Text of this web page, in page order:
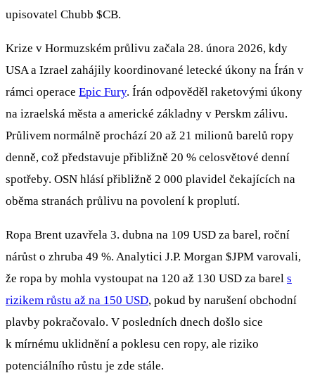
upisovatel Chubb $CB.
Krize v Hormuzském průlivu začala 28. února 2026, kdy
USA a Izrael zahájily koordinované letecké úkony na Írán v
rámci operace Epic Fury. Írán odpověděl raketovými úkony
na izraelská města a americké základny v Perskm zálivu.
Průlivem normálně prochází 20 až 21 milionů barelů ropy
denně, což představuje přibližně 20 % celosvětové denní
spotřeby. OSN hlásí přibližně 2 000 plavidel čekajících na
oběma stranách průlivu na povolení k proplutí.
Ropa Brent uzavřela 3. dubna na 109 USD za barel, roční
nárůst o zhruba 49 %. Analytici J.P. Morgan $JPM varovali,
že ropa by mohla vystoupat na 120 až 130 USD za barel s
rizikem růstu až na 150 USD, pokud by narušení obchodní
plavby pokračovalo. V posledních dnech došlo sice
k mírnému uklidnění a poklesu cen ropy, ale riziko
potenciálního růstu je zde stále.